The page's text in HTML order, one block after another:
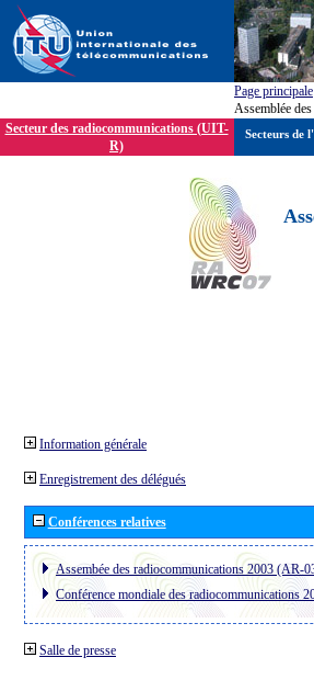
Page principale
Assemblée
Secteur des radiocommunications (UIT-
R)
Information générale
Enregistrement des délégués
Conférences relatives
Assembée des radiocommunications 2003 (AR-
Conférence mondiale des radiocommunications
Salle de presse
Secteurs de